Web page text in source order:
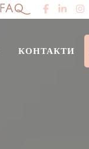
FAQ
контакти